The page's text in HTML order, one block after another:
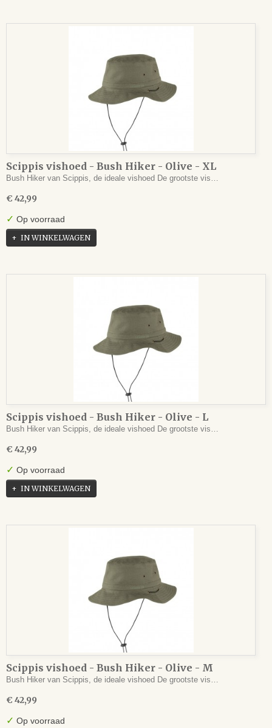
Scippis vishoed - Bush Hiker - Olive - XL
Bush Hiker van Scippis, de ideale vishoed De grootste vis…
€ 42,99
✓ Op voorraad
IN WINKELWAGEN
Scippis vishoed - Bush Hiker - Olive - L
Bush Hiker van Scippis, de ideale vishoed De grootste vis…
€ 42,99
✓ Op voorraad
IN WINKELWAGEN
Scippis vishoed - Bush Hiker - Olive - M
Bush Hiker van Scippis, de ideale vishoed De grootste vis…
€ 42,99
✓ Op voorraad